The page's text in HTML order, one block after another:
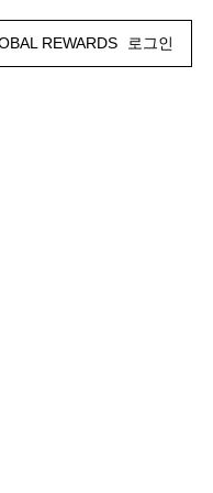
REWARDS 로그인